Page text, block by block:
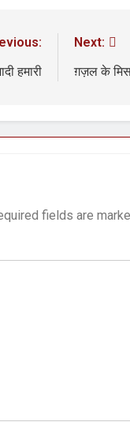
हमारी
Next:
ग़ज़ल के
fields are